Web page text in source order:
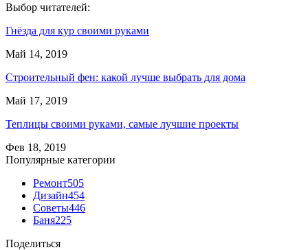
Выбор читателей:
Гнёзда для кур своими руками
Май 14, 2019
Строительный фен: какой лучше выбрать для дома
Май 17, 2019
Теплицы своими руками, самые лучшие проекты
Фев 18, 2019
Популярные категории
Ремонт505
Дизайн454
Советы446
Баня225
Поделиться